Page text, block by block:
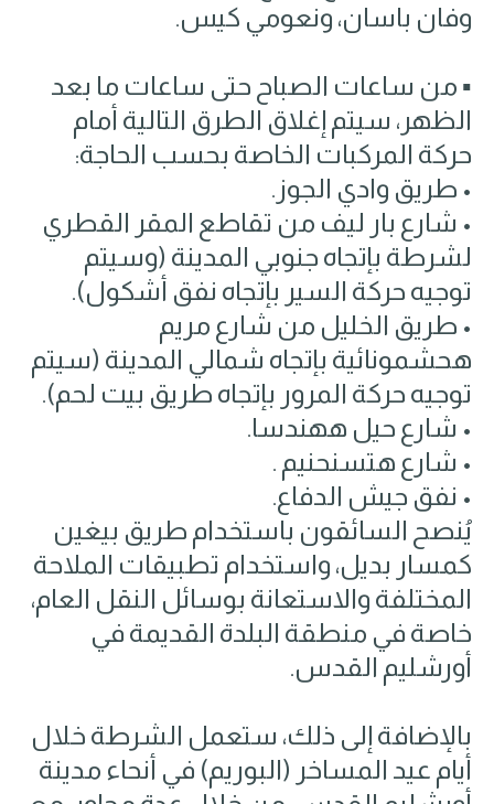
وفان باسان، ونعومي كيس.
▪️ من ساعات الصباح حتى ساعات ما بعد
الظهر، سيتم إغلاق الطرق التالية أمام
حركة المركبات الخاصة بحسب الحاجة:
• طريق وادي الجوز.
• شارع بار ليف من تقاطع المقر القطري
لشرطة بإتجاه جنوبي المدينة (وسيتم
توجيه حركة السير بإتجاه نفق أشكول).
• طريق الخليل من شارع مريم
هحشمونائية بإتجاه شمالي المدينة (سيتم
توجيه حركة المرور بإتجاه طريق بيت لحم).
• شارع حيل ههندسا.
• شارع هتسنحنيم .
• نفق جيش الدفاع.
يُنصح السائقون باستخدام طريق بيغين
كمسار بديل، واستخدام تطبيقات الملاحة
المختلفة والاستعانة بوسائل النقل العام،
خاصة في منطقة البلدة القديمة في
أورشليم القدس.
بالإضافة إلى ذلك، ستعمل الشرطة خلال
أيام عيد المساخر (البوريم) في أنحاء مدينة